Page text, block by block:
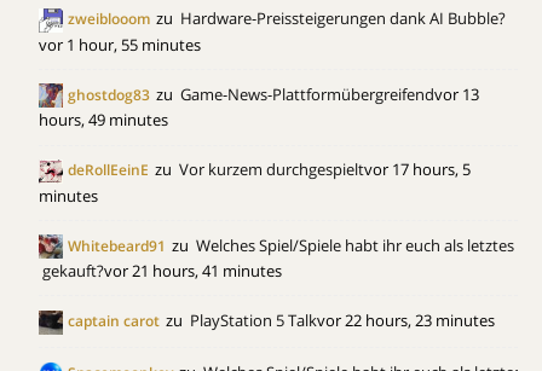
zweiblooom zu Hardware-Preissteigerungen dank AI Bubble?
vor 1 hour, 55 minutes
ghostdog83 zu Game-News-Plattformübergreifendvor 13
hours, 49 minutes
deRollEeinE zu Vor kurzem durchgespieltvor 17 hours, 5
minutes
Whitebeard91 zu Welches Spiel/Spiele habt ihr euch als letztes
gekauft?vor 21 hours, 41 minutes
captain carot zu PlayStation 5 Talkvor 22 hours, 23 minutes